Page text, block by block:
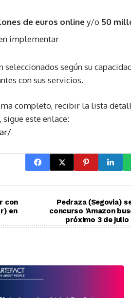
de euros onliney/o 50
implementar
seleccionados según su
con sus servicios.
completo, recibir la lista
este enlace:
con
en
Pedraza (Segovia)
concurso ‘Amazon
próximo 3 de julio